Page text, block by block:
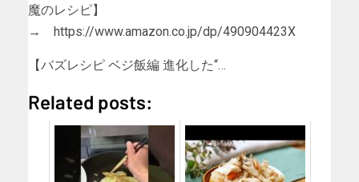
魔のレシピ】
→ https://www.amazon.co.jp/dp/490904423X
【バズレシピ ベジ飯編 進化した“…
Related posts: